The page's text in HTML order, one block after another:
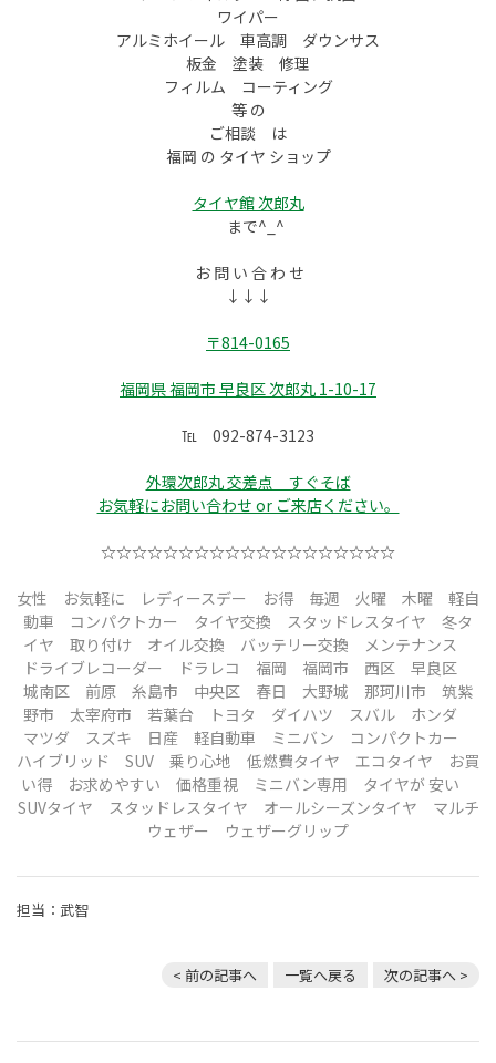
ワイパー
アルミホイール 車高調 ダウンサス
板金 塗装 修理
フィルム コーティング
等 の
ご相談 は
福岡 の タイヤ ショップ
タイヤ館 次郎丸
まで^_^
お 問 い 合 わ せ
↓↓↓
〒814-0165
福岡県 福岡市 早良区 次郎丸 1-10-17
℡ 092-874-3123
外環次郎丸 交差点 すぐそば
お気軽にお問い合わせ or ご来店ください。
☆☆☆☆☆☆☆☆☆☆☆☆☆☆☆☆☆☆☆
女性 お気軽に レディースデー お得 毎週 火曜 木曜 軽自
動車 コンパクトカー タイヤ交換 スタッドレスタイヤ 冬タ
イヤ 取り付け オイル交換 バッテリー交換 メンテナンス
ドライブレコーダー ドラレコ 福岡 福岡市 西区 早良区
城南区 前原 糸島市 中央区 春日 大野城 那珂川市 筑紫
野市 太宰府市 若葉台 トヨタ ダイハツ スバル ホンダ
マツダ スズキ 日産 軽自動車 ミニバン コンパクトカー
ハイブリッド SUV 乗り心地 低燃費タイヤ エコタイヤ お買
い得 お求めやすい 価格重視 ミニバン専用 タイヤが 安い
SUVタイヤ スタッドレスタイヤ オールシーズンタイヤ マルチ
ウェザー ウェザーグリップ
担当：武智
< 前の記事へ 一覧へ戻る 次の記事へ >